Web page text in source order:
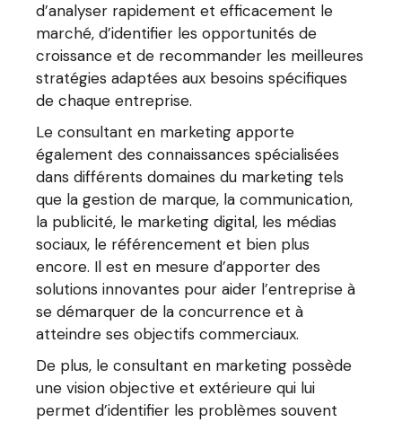
d’analyser rapidement et efficacement le
marché, d’identifier les opportunités de
croissance et de recommander les meilleures
stratégies adaptées aux besoins spécifiques
de chaque entreprise.
Le consultant en marketing apporte
également des connaissances spécialisées
dans différents domaines du marketing tels
que la gestion de marque, la communication,
la publicité, le marketing digital, les médias
sociaux, le référencement et bien plus
encore. Il est en mesure d’apporter des
solutions innovantes pour aider l’entreprise à
se démarquer de la concurrence et à
atteindre ses objectifs commerciaux.
De plus, le consultant en marketing possède
une vision objective et extérieure qui lui
permet d’identifier les problèmes souvent